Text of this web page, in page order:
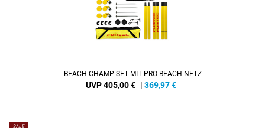
BEACH CHAMP SET MIT PRO BEACH NETZ
UVP 405,00 € | 369,97€
SALE